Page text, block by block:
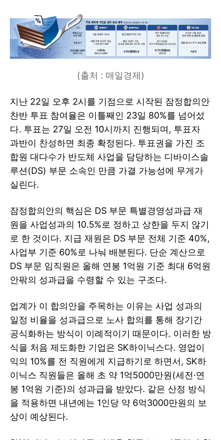
(출처 : 매일경제)
지난 22일 오후 2시를 기점으로 시작된 잠정합의안
찬반 투표 참여율은 이틀째인 23일 80%를 넘어섰
다. 투표는 27일 오전 10시까지 진행되며, 투표자
과반이 찬성하면 최종 확정된다. 투표권을 가진 조
합원 대다수가 반도체 사업을 담당하는 디바이스솔
루션(DS) 부문 소속인 만큼 가결 가능성에 무게가
실린다.
잠정합의안의 핵심은 DS 부문 특별경영성과급 재
원을 사업성과의 10.5%로 정하고 상한을 두지 않기
로 한 것이다. 지급 재원은 DS 부문 전체 기준 40%,
사업부 기준 60%로 나눠 배분된다. 단순 계산으로
DS 부문 임직원은 올해 연봉 1억원 기준 최대 6억원
안팎의 성과급을 수령할 수 있는 구조다.
업계가 이 합의안을 주목하는 이유는 사업 성과의
일정 비율을 성과급으로 노사 합의를 통해 장기간
공식화하는 방식이 이례적이기 때문이다. 이러한 방
식을 처음 제도화한 기업은 SK하이닉스다. 영업이
익의 10%를 전 직원에게 지급하기로 하면서, SK하
이닉스 직원들은 올해 초 약 1억5000만원(세전·연
봉 1억원 기준)의 성과급을 받았다. 같은 산정 방식
을 적용하면 내년에는 1인당 약 6억3000만원의 보
상이 예상된다.